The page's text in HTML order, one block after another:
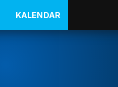
KALENDAR